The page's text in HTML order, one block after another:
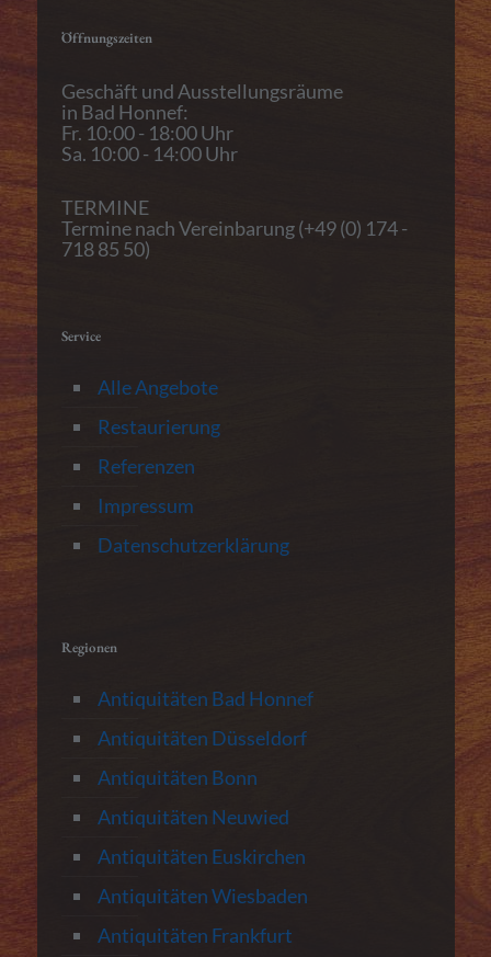
Öffnungszeiten
Geschäft und Ausstellungsräume
in Bad Honnef:
Fr. 10:00 - 18:00 Uhr
Sa. 10:00 - 14:00 Uhr
TERMINE
Termine nach Vereinbarung (+49 (0) 174 -
718 85 50)
Service
Alle Angebote
Restaurierung
Referenzen
Impressum
Datenschutzerklärung
Regionen
Antiquitäten Bad Honnef
Antiquitäten Düsseldorf
Antiquitäten Bonn
Antiquitäten Neuwied
Antiquitäten Euskirchen
Antiquitäten Wiesbaden
Antiquitäten Frankfurt